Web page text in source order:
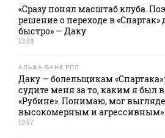
«Сразу понял масштаб клуба.
решение о переходе в «Спартак»
быстро» — Даку
13:59
АЛЬФА-БАНК РПЛ
Даку — болельщикам
судите меня за то, каким я был в
«Рубине». Понимаю, мог
высокомерным и агрессивным»
13:57